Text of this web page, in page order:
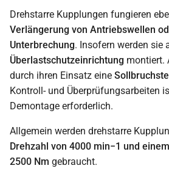
Drehstarre Kupplungen fungieren
Verlängerung von Antriebswellen
Unterbrechung. Insofern werden sie
Überlastschutzeinrichtung montiert.
durch ihren Einsatz eine
Kontroll- und Überprüfungsarbeiten
Demontage erforderlich.
Allgemein werden drehstarre
Drehzahl von 4000 min−1 und
2500 Nm gebraucht.